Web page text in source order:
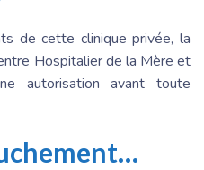
de cette clinique privée, la
Hospitalier de la Mère et
autorisation avant toute